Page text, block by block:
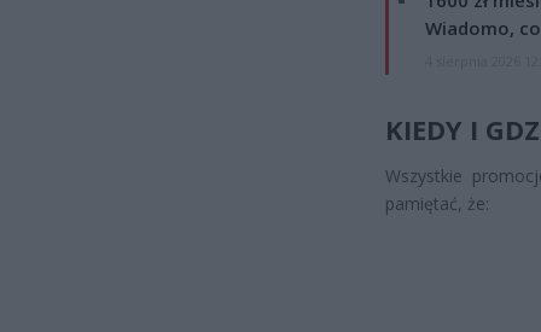
Wiadomo,
KIEDY I
Wszystkie
pamiętać, że: